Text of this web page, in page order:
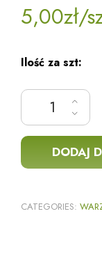
5,00zł/
Ilość za szt:
ilość Jarzynka
DODAJ
CATEGORIES: